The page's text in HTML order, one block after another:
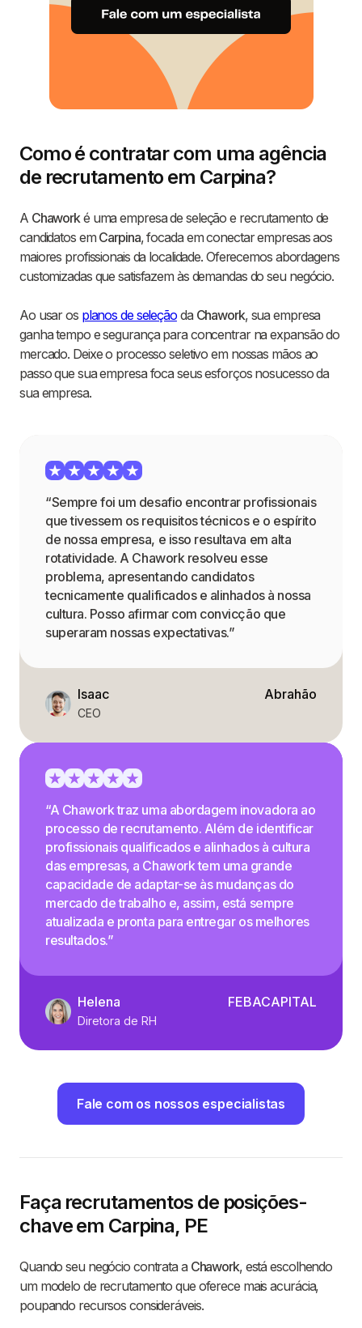
Como é contratar com uma agência
de recrutamento em Carpina?
A Chaworké uma empresa de seleção e recrutamento de
candidatos em Carpina, focada em conectar empresas aos
maiores profissionais da localidade. Oferecemos abordagens
customizadas que satisfazem às demandas do seu negócio.
Ao usar os planos de seleçãoda Chawork, sua empresa
ganha tempo e segurança para concentrar na expansão do
mercado. Deixe o processo seletivo em nossas mãos ao
passo que sua empresa foca seus esforços nosucesso da
sua empresa.
“Sempre foi um desafio encontrar profissionais
que tivessem os requisitos técnicos e o espírito
de nossa empresa, e isso resultava em alta
rotatividade. A Chawork resolveu esse
problema, apresentando candidatos
tecnicamente qualificados e alinhados à nossa
cultura. Posso afirmar com convicção que
superaram nossas expectativas.”
Isaac
CEO
Abrahão
“A Chawork traz uma abordagem inovadora ao
processo de recrutamento. Além de identificar
profissionais qualificados e alinhados à cultura
das empresas, a Chawork tem uma grande
capacidade de adaptar-se às mudanças do
mercado de trabalho e, assim, está sempre
atualizada e pronta para entregar os melhores
resultados.”
Helena
Diretora de RH
FEBACAPITAL
Fale com os nossos especialistas
Faça recrutamentos de posições-
chave em Carpina, PE
Quando seu negócio contrata a Chawork, está escolhendo
um modelo de recrutamento que oferece mais acurácia,
poupando recursos consideráveis.